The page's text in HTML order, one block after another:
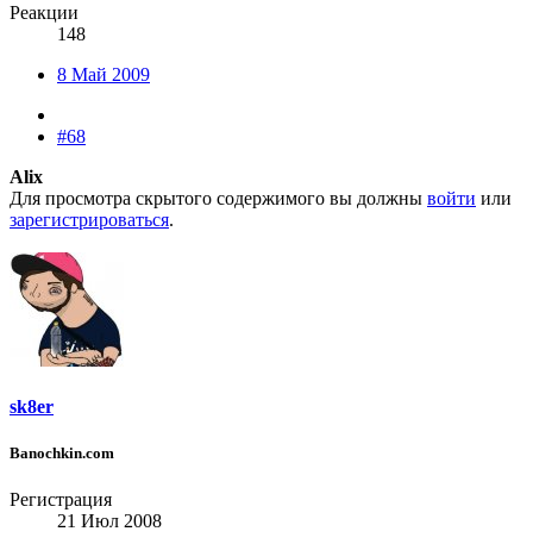
Реакции
148
8 Май 2009
#68
Alix
Для просмотра скрытого содержимого вы должны войти или
зарегистрироваться.
sk8er
Banochkin.com
Регистрация
21 Июл 2008